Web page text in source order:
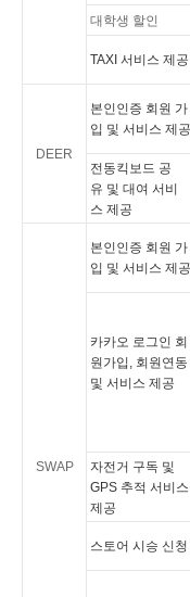
대학생 할인
TAXI 서비스 제공
DEER
본인인증 회원 가
입 및 서비스 제공
전동킥보드 공
유 및 대여 서비
스 제공
SWAP
본인인증 회원 가
입 및 서비스 제공
카카오 로그인 회
원가입, 회원연동
및 서비스 제공
자전거 구독 및
GPS 추적 서비스
제공
스토어 시승 신청